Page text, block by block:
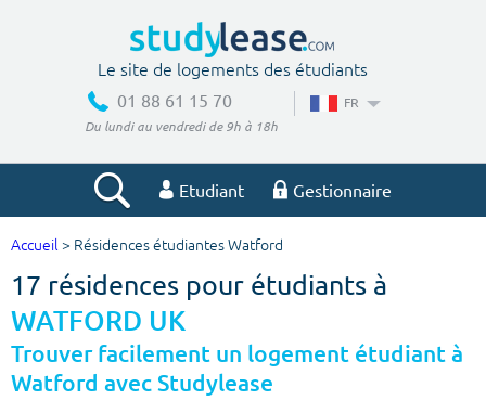
Le site de logements des étudiants
01 88 61 15 70
Du lundi au vendredi de 9h à 18h
FR
Etudiant Gestionnaire
Votre recherche
Ville, école
Accueil > Résidences étudiantes Watford
17 résidences pour étudiants à
WATFORD UK
Trouver facilement un logement étudiant à
Watford avec Studylease